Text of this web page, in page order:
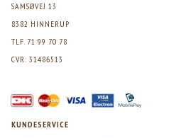
SAMSØVEJ 13
8382 HINNERUP
TLF. 71 99 70 78
CVR: 31486513
KUNDESERVICE